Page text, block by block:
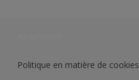
Politique en matière de cookies